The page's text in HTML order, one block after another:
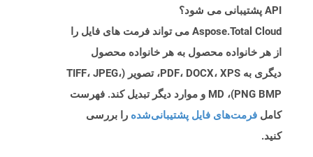
API پشتیبانی می شود؟
Aspose.Total Cloud می تواند فرمت های فایل را
از هر خانواده محصول به هر خانواده محصول
دیگری به PDF، DOCX، XPS، تصویر (TIFF، JPEG،
PNG BMP)، MD و موارد دیگر تبدیل کند. فهرست
کامل فرمت‌های فایل پشتیبانی‌شده را بررسی
کنید.